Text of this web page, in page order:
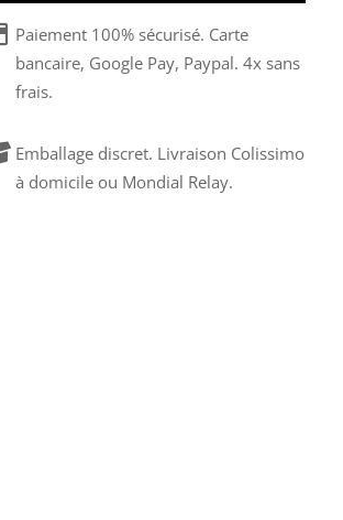
Paiement 100% sécurisé. Carte
bancaire, Google Pay, Paypal. 4x sans
frais.
Emballage discret. Livraison Colissimo
à domicile ou Mondial Relay.